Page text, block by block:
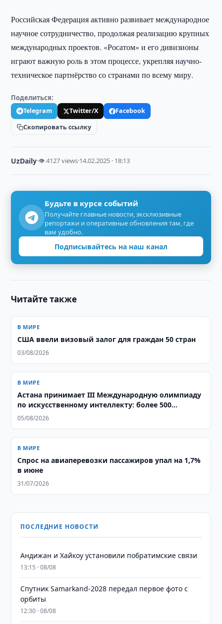
Российская Федерация активно развивает международное
научное сотрудничество, продолжая реализацию крупных
международных проектов. «Росатом» и его дивизионы
играют важную роль в этом процессе, укрепляя научно-
техническое партнёрство со странами по всему миру.
Поделиться:
Telegram Twitter/X
Facebook
Скопировать ссылку
UzDaily·👁 4127 views·14.02.2025 · 18:13
Будьте в курсе событий
Получайте главные новости, эксклюзивные
репортажи и оперативные обновления там, где
вам удобно.
Подписывайтесь на наш канал
Читайте также
В МИРЕ
США ввели визовый залог для граждан 50 стран
03/08/2026
В МИРЕ
Астана принимает III Международную олимпиаду
по искусственному интеллекту: более 500
школьников из 106 стран соревнуются за звание
05/08/2026
В МИРЕ
Спрос на авиаперевозки пассажиров упал на 1,7%
в июне
31/07/2026
ПОСЛЕДНИЕ НОВОСТИ
Андижан и Хайкоу установили побратимские связи
13:15 · 08/08
Спутник Samarkand-2028 передал первое фото с
орбиты
12:30 · 08/08